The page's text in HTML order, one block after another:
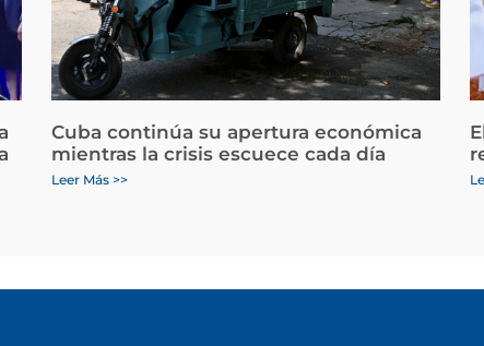
Cuba continúa su apertura económica
mientras la crisis escuece cada día
Leer Más >>